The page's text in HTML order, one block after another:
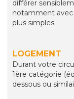
différer
notamment
plus simples.
LOGEMENT
Durant votre
1ère catégorie
dessous ou